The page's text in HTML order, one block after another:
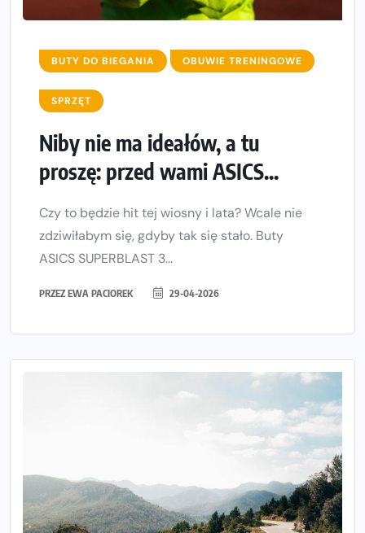
BUTY DO BIEGANIA OBUWIE TRENINGOWE
SPRZĘT
Niby nie ma ideałów, a tu
proszę: przed wami ASICS...
Czy to będzie hit tej wiosny i lata? Wcale nie
zdziwiłabym się, gdyby tak się stało. Buty
ASICS SUPERBLAST 3...
PRZEZ EWA PACIOREK 29-04-2026